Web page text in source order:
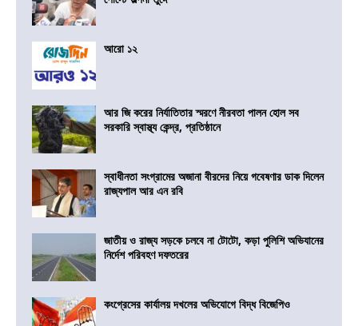
আরো ১২
আর জি করের নির্যাতিতার স্মরণে নীরবতা পালন হোল সব
সরকারি স্বাস্থ্য কেন্দ্র, প্রতিষ্ঠানে
স্বাধীনতা সংগ্রামের অজানা বীরদের নিয়ে গবেষণার ডাক দিলেন
রাজ্যপাল আর এন রবি
জাতীয় ও রাজ্য সড়কে চলবে না টোটো, কড়া পুলিশি অভিযানের
নির্দেশ পরিবহণ দফতরের
কংগ্রেসের কার্যালয় দখলের অভিযোগে বিদ্ধ বিজেপিও